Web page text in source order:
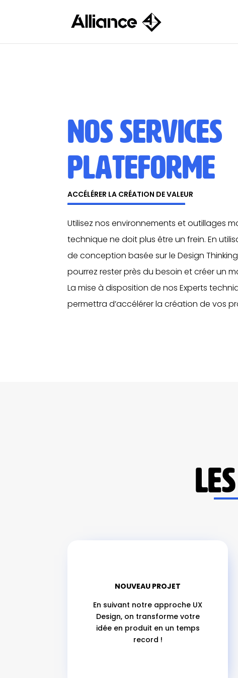
NOS SERVICES
PLATEFORME
ACCÉLÉRER LA CRÉATION DE VALEUR
Utilisez nos environnements et outillages
technique ne doit plus être un frein. En
de conception basée sur le Design
pourrez rester près du besoin et créer un
La mise à disposition de nos Experts
permettra d’accélérer la création de vos
NOUVEAU PROJET
En suivant notre approche UX
Design, on transforme votre
idée en produit en un temps
record !